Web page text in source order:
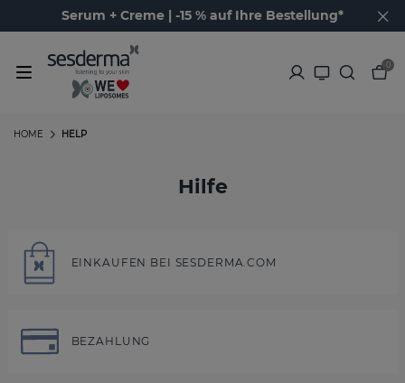
Serum + Creme | -15 % auf Ihre Bestellung*
0
HELP
HOME
Hilfe
EINKAUFEN BEI SESDERMA.COM
BEZAHLUNG